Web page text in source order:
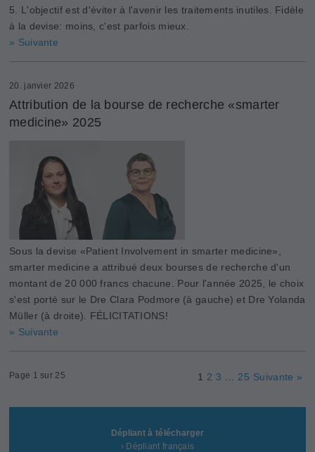
5. L'objectif est d'éviter à l'avenir les traitements inutiles. Fidèle
à la devise: moins, c'est parfois mieux.
» Suivante
20. janvier 2026
Attribution de la bourse de recherche «smarter
medicine» 2025
Sous la devise «Patient Involvement in smarter medicine»,
smarter medicine a attribué deux bourses de recherche d'un
montant de 20 000 francs chacune. Pour l'année 2025, le choix
s'est porté sur le Dre Clara Podmore (à gauche) et Dre Yolanda
Müller (à droite). FÉLICITATIONS!
» Suivante
Page 1 sur 25 1 2 3 25 Suivante »
Dépliant à télécharger
› Dépliant français